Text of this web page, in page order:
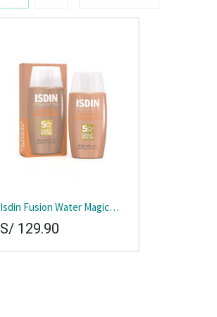
Isdin Fusion Water Magic
Medium 50ml
S/ 129.90